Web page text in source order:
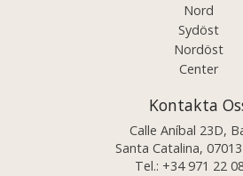
Nord
Sydöst
Nordöst
Center
Kontakta
Calle Aníbal 23D,
Santa Catalina,
Tel.: +34 971 22